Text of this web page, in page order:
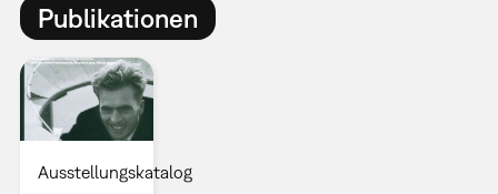
Publikationen
Ausstellungskatalog